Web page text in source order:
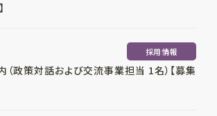
採用情報
（政策対話および交流事業担当 1名）【募集